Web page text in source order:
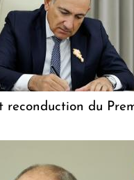
reconduction du